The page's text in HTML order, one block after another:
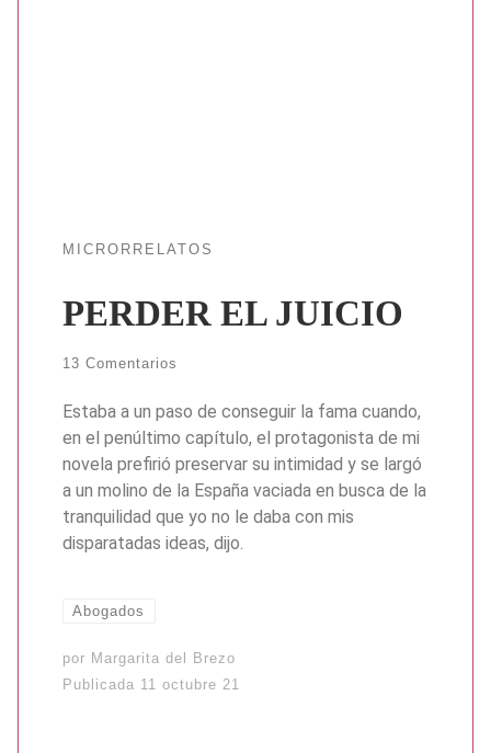
MICRORRELATOS
PERDER EL JUICIO
13 Comentarios
Estaba a un paso de conseguir la fama cuando,
en el penúltimo capítulo, el protagonista de mi
novela prefirió preservar su intimidad y se largó
a un molino de la España vaciada en busca de la
tranquilidad que yo no le daba con mis
disparatadas ideas, dijo.
Abogados
por Margarita del Brezo
Publicada 11 octubre 21